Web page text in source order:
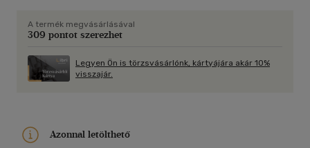
A termék megvásárlásával
309 pontot szerezhet
Legyen Ön is törzsvásárlónk, kártyájára akár 10%
visszajár.
Azonnal letölthető